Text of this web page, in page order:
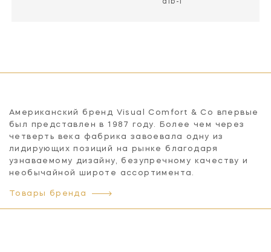
alb-l
Американский бренд Visual Comfort & Co впервые
был представлен в 1987 году. Более чем через
четверть века фабрика завоевала одну из
лидирующих позиций на рынке благодаря
узнаваемому дизайну, безупречному качеству и
необычайной широте ассортимента.
Товары бренда